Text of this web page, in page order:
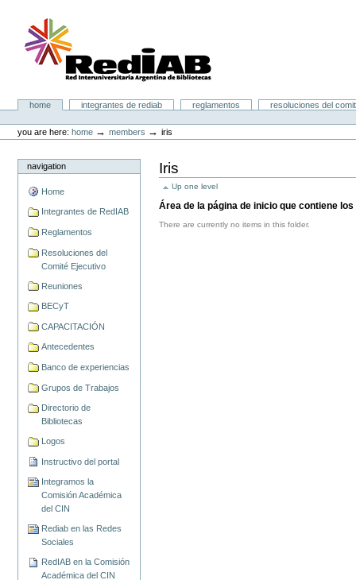
content.
Portal RedIAB
Sectionshome integrantes de rediab reglamentos
resoluciones del
tools
you are here: home →members →iris
navigation
Home
Integrantes de RedIAB
Reglamentos
Resoluciones del
Comité Ejecutivo
Reuniones
BECyT
CAPACITACIÓN
Antecedentes
Banco de experiencias
Grupos de Trabajos
Directorio de
Bibliotecas
Logos
Instructivo del portal
Integramos la
Comisión Académica
del CIN
Rediab en las Redes
Sociales
RedIAB en la Comisión
Académica del CIN
Iris
Up one level
Área de la página de inicio que contiene
There are currently no items in this folder.